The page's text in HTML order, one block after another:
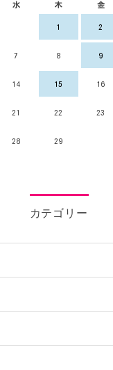
水 木 金
1 2
7 8 9
14 15 16
21 22 23
28 29
カテゴリー